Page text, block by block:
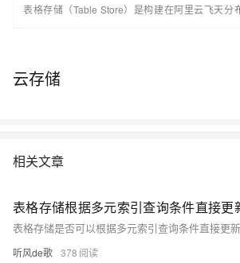
表格存储（Table Store）是构建在阿里云飞天分
https://www.aliyun.com/product/ots
云存储
相关文章
表格存储根据多元索引查询条件直接更
表格存储是否可以根据多元索引查询条件直接更新
听风de歌 378